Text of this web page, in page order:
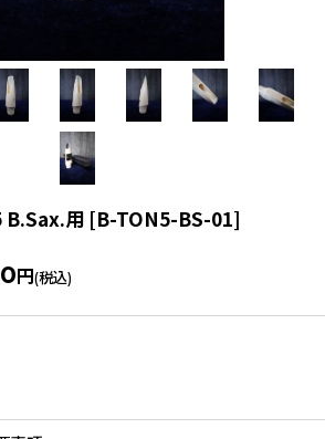
用 [B-TON5-BS-01]
円(税込)